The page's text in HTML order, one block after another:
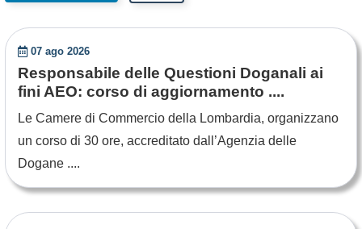
07 ago 2026
Responsabile delle Questioni Doganali ai
fini AEO: corso di aggiornamento ....
Le Camere di Commercio della Lombardia, organizzano
un corso di 30 ore, accreditato dall’Agenzia delle
Dogane ....